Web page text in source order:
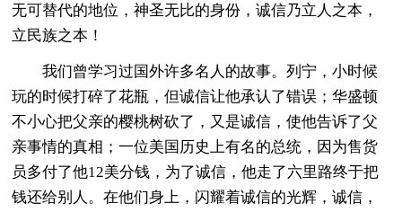
无可替代的地位，神圣无比的身份，诚信乃立人之本，
立民族之本！
我们曾学习过国外许多名人的故事。列宁，小时候
玩的时候打碎了花瓶，但诚信让他承认了错误；华盛顿
不小心把父亲的樱桃树砍了，又是诚信，使他告诉了父
亲事情的真相；一位美国历史上有名的总统，因为售货
员多付了他12美分钱，为了诚信，他走了六里路终于把
钱还给别人。在他们身上，闪耀着诚信的光辉，诚信，